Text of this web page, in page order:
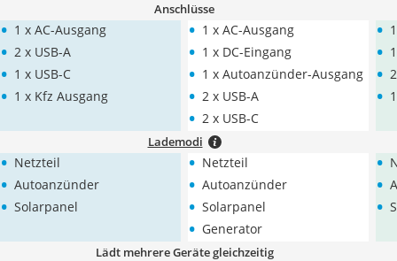
Anschlüsse
• 1 x AC-Ausgang
• 2 x USB-A
• 1 x USB-C
• 1 x Kfz Ausgang
• 1 x AC-Ausgang
• 1 x DC-Eingang
• 1 x Autoanzünder-Ausgang
• 2 x USB-A
• 2 x USB-C
•
•
•
•
Lademodi
• Netzteil
• Autoanzünder
• Solarpanel
• Netzteil
• Autoanzünder
• Solarpanel
• Generator
•
•
•
Lädt mehrere Geräte gleichzeitig